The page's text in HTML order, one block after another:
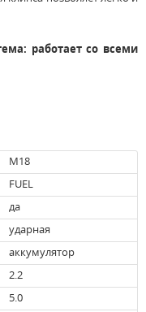
работает со всеми
M18
FUEL
да
ударная
аккумулятор
2.2
5.0